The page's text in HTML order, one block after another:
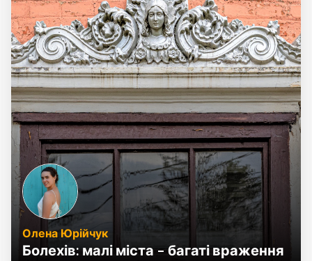
Олена Юрійчук
Болехів: малі міста – багаті враження